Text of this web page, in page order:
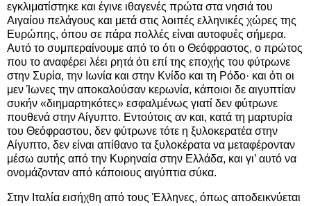
εγκλιματίστηκε και έγινε ιθαγενές πρώτα στα νησιά του
Αιγαίου πελάγους και μετά στις λοιπές ελληνικές χώρες της
Ευρώπης, όπου σε πάρα πολλές είναι αυτοφυές σήμερα.
Αυτό το συμπεραίνουμε από το ότι ο Θεόφραστος, ο πρώτος
που το αναφέρει λέει ρητά ότι επί της εποχής του φύτρωνε
στην Συρία, την Ιωνία και στην Κνίδο και τη Ρόδο· και ότι οι
μεν Ίωνες την αποκαλούσαν κερωνία, κάποιοι δε αιγυπτίαν
συκήν «διημαρτηκότες» εσφαλμένως γιατί δεν φύτρωνε
πουθενά στην Αίγυπτο. Εντούτοις αν και, κατά τη μαρτυρία
του Θεόφραστου, δεν φύτρωνε τότε η ξυλοκερατέα στην
Αίγυπτο, δεν είναι απίθανο τα ξυλοκέρατα να μεταφέρονταν
μέσω αυτής από την Κυρηναία στην Ελλάδα, και γι’ αυτό να
ονομάζονταν από κάποιους αιγύπτια σύκα.
Στην Ιταλία εισήχθη από τους Έλληνες, όπως αποδεικνύεται